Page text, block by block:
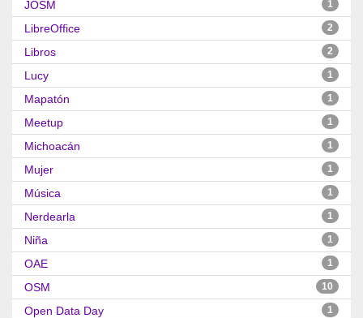
JOSM 1
LibreOffice 2
Libros 2
Lucy 1
Mapatón 1
Meetup 1
Michoacán 1
Mujer 1
Música 1
Nerdearla 1
Niña 1
OAE 1
OSM 10
Open Data Day 1